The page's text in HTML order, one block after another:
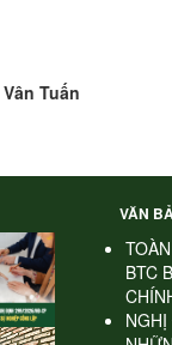
Tuấn
VĂN
BTC